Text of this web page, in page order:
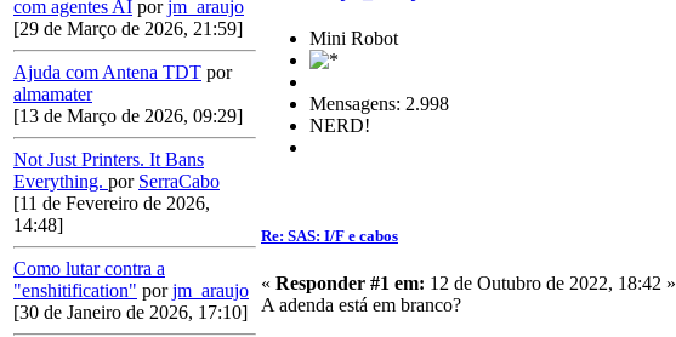
com agentes AI porjm_araujo
[29 de Março de 2026, 21:59]
Ajuda com Antena TDT por
almamater
[13 de Março de 2026, 09:29]
Not Just Printers. It Bans
Everything. por SerraCabo
[11 de Fevereiro de 2026,
14:48]
Como lutar contra a
"enshitification" porjm_araujo
[30 de Janeiro de 2026, 17:10]
Mini Robot
Mensagens: 2.998
NERD!
Re: SAS: I/F e cabos
« Responder #1 em: 12 de Outubro de 2022, 18:42 »
A adenda está em branco?